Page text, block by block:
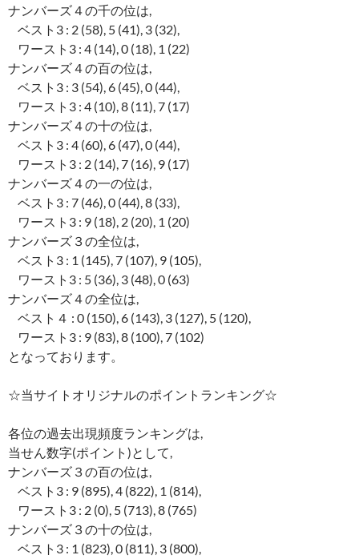
ナンバーズ４の千の位は,
ベスト3 : 2 (58), 5 (41), 3 (32),
ワースト3 : 4 (14), 0 (18), 1 (22)
ナンバーズ４の百の位は,
ベスト3 : 3 (54), 6 (45), 0 (44),
ワースト3 : 4 (10), 8 (11), 7 (17)
ナンバーズ４の十の位は,
ベスト3 : 4 (60), 6 (47), 0 (44),
ワースト3 : 2 (14), 7 (16), 9 (17)
ナンバーズ４の一の位は,
ベスト3 : 7 (46), 0 (44), 8 (33),
ワースト3 : 9 (18), 2 (20), 1 (20)
ナンバーズ３の全位は,
ベスト3 : 1 (145), 7 (107), 9 (105),
ワースト3 : 5 (36), 3 (48), 0 (63)
ナンバーズ４の全位は,
ベスト４ : 0 (150), 6 (143), 3 (127), 5 (120),
ワースト3 : 9 (83), 8 (100), 7 (102)
となっております。
☆当サイトオリジナルのポイントランキング☆
各位の過去出現頻度ランキングは,
当せん数字(ポイント)として,
ナンバーズ３の百の位は,
ベスト3 : 9 (895), 4 (822), 1 (814),
ワースト3 : 2 (0), 5 (713), 8 (765)
ナンバーズ３の十の位は,
ベスト3 : 1 (823), 0 (811), 3 (800),